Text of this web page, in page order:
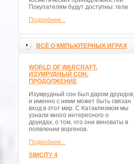
Покупателям будут доступны: гели
Подробнее...
ВСЁ О КМПЬЮТЕРНЫХ ИГРАХ
WORLD OF WARCRAFT.
ИЗУМРУДНЫЙ СОН.
ПРОДОЛЖЕНИЕ
Изумрудный сон был даром друидов,
и именно с ними может быть связан
вход в этот мир. С Катаклизмом мы
узнали много интересного о
друидах, о том, что они виноваты в
появлении воргенов.
Подробнее...
SIMCITY 4